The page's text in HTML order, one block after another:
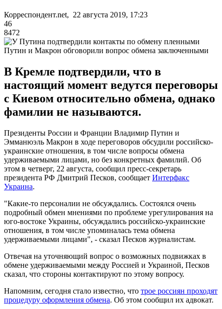
Корреспондент.net, 22 августа 2019, 17:23
46
8472
Путин и Макрон обговорили вопрос обмена заключенными
В Кремле подтвердили, что в
настоящий момент ведутся переговоры
с Киевом относительно обмена, однако
фамилии не называются.
Президенты России и Франции Владимир Путин и
Эмманюэль Макрон в ходе переговоров обсудили российско-
украинские отношения, в том числе вопросы обмена
удерживаемыми лицами, но без конкретных фамилий. Об
этом в четверг, 22 августа, сообщил пресс-секретарь
президента РФ Дмитрий Песков, сообщает Интерфакс
Украина.
"Какие-то персоналии не обсуждались. Состоялся очень
подробный обмен мнениями по проблеме урегулирования на
юго-востоке Украины, обсуждались российско-украинские
отношения, в том числе упоминалась тема обмена
удерживаемыми лицами", - сказал Песков журналистам.
Отвечая на уточняющий вопрос о возможных подвижках в
обмене удерживаемыми между Россией и Украиной, Песков
сказал, что стороны контактируют по этому вопросу.
Напомним, сегодня стало известно, что трое россиян проходят
процедуру оформления обмена. Об этом сообщил их адвокат.